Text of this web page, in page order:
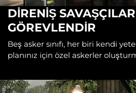
DİRENİŞ
GÖREVLENDİR
Beş asker sınıfı, her biri kendi
planınız için özel askerler